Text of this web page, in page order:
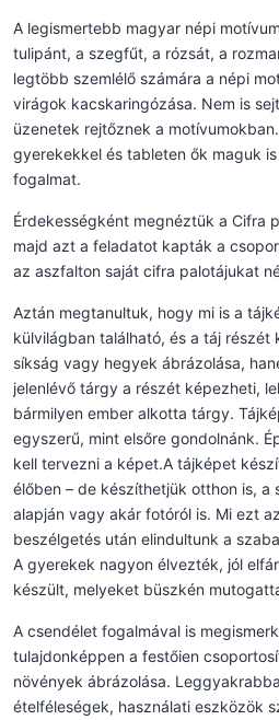
A legismertebb magyar népi
tulipánt, a szegfűt, a rózsát, a
legtöbb szemlélő számára a népi
virágok kacskaringózása. Nem is
üzenetek rejtőznek a
gyerekekkel és tableten ők maguk
fogalmat.
Érdekességként megnéztük a Cifra
majd azt a feladatot kapták a
az aszfalton saját cifra palotájukat
Aztán megtanultuk, hogy mi is a
külvilágban található, és a táj részét
síkság vagy hegyek ábrázolása,
jelenlévő tárgy a részét képezheti,
bármilyen ember alkotta tárgy.
egyszerű, mint elsőre gondolnánk.
kell tervezni a képet.A tájképet
élőben – de készíthetjük otthon is,
alapján vagy akár fotóról is. Mi ezt
beszélgetés után elindultunk a
A gyerekek nagyon élvezték, jól
készült, melyeket büszkén
A csendélet fogalmával is
tulajdonképpen a festőien
növények ábrázolása.
ételféleségek, használati eszközök